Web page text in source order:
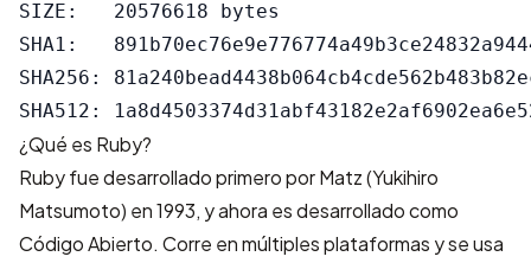
SIZE:   20576618 bytes
SHA1:
SHA256:
¿Qué es Ruby?
Ruby fue desarrollado primero por Matz (Yukihiro
Matsumoto) en 1993, y ahora es desarrollado como
Código Abierto. Corre en múltiples plataformas y se usa